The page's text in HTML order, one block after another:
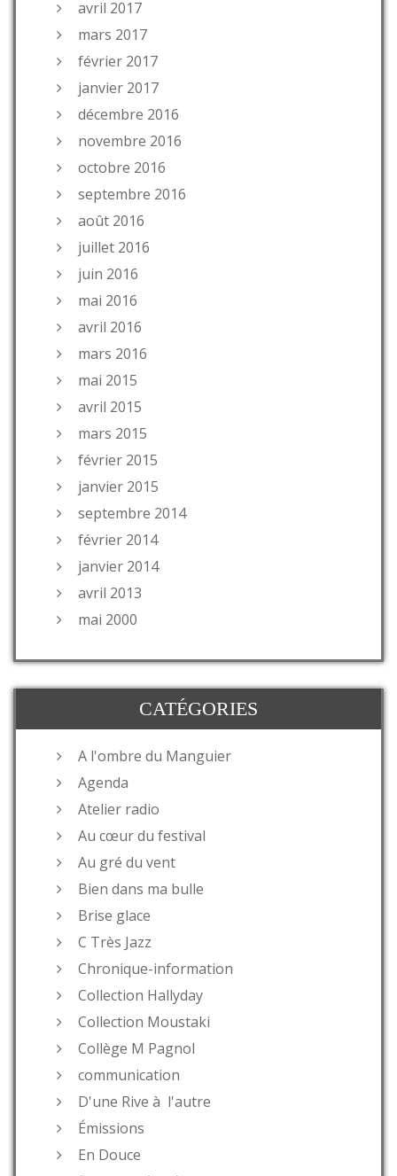
avril 2017
mars 2017
février 2017
janvier 2017
décembre 2016
novembre 2016
octobre 2016
septembre 2016
août 2016
juillet 2016
juin 2016
mai 2016
avril 2016
mars 2016
mai 2015
avril 2015
mars 2015
février 2015
janvier 2015
septembre 2014
février 2014
janvier 2014
avril 2013
mai 2000
CATÉGORIES
A l'ombre du Manguier
Agenda
Atelier radio
Au cœur du festival
Au gré du vent
Bien dans ma bulle
Brise glace
C Très Jazz
Chronique-information
Collection Hallyday
Collection Moustaki
Collège M Pagnol
communication
D'une Rive à l'autre
Émissions
En Douce